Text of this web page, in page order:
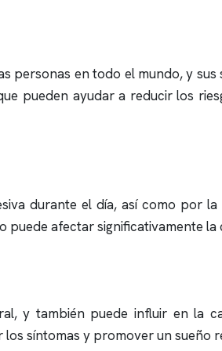
personas en todo el mundo, y
pueden ayudar a reducir los
durante el día, así como por
afectar significativamente la
y también puede influir en la
los síntomas y promover un sueño